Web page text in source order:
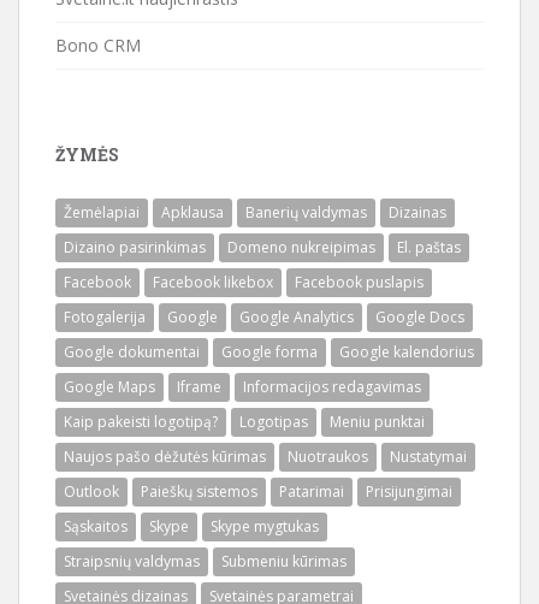
Bono CRM
ŽYMĖS
Žemėlapiai Apklausa Banerių valdymas
Dizainas
Dizaino pasirinkimas
Domeno nukreipimas
El. paštas
Facebook
Facebook likebox
Facebook puslapis
Fotogalerija
Google Google Analytics
Google Docs
Google dokumentai
Google forma
Google kalendorius
Google Maps
Iframe
Informacijos redagavimas
Kaip pakeisti logotipą?
Logotipas
Meniu punktai
Naujos pašo dėžutės kūrimas
Nuotraukos
Nustatymai
Outlook
Paieškų sistemos Patarimai
Prisijungimai
Sąskaitos
Skype
Skype mygtukas
Straipsnių valdymas
Submeniu kūrimas
Svetainės dizainas
Svetainės parametrai